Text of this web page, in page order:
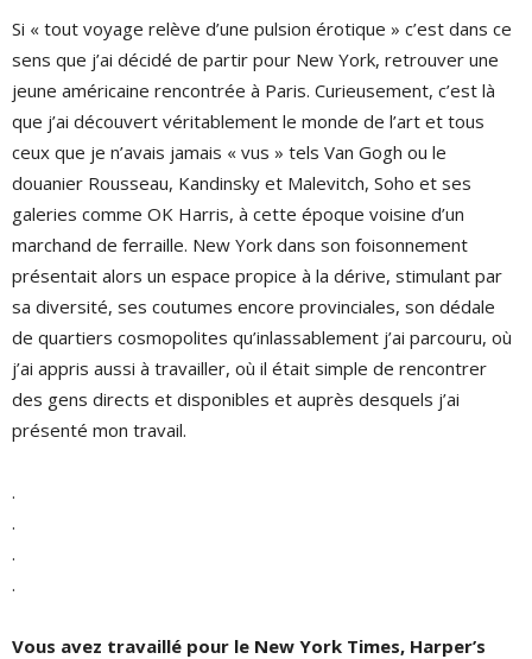
Si « tout voyage relève d’une pulsion érotique » c’est dans ce
sens que j’ai décidé de partir pour New York, retrouver une
jeune américaine rencontrée à Paris. Curieusement, c’est là
que j’ai découvert véritablement le monde de l’art et tous
ceux que je n’avais jamais « vus » tels Van Gogh ou le
douanier Rousseau, Kandinsky et Malevitch, Soho et ses
galeries comme OK Harris, à cette époque voisine d’un
marchand de ferraille. New York dans son foisonnement
présentait alors un espace propice à la dérive, stimulant par
sa diversité, ses coutumes encore provinciales, son dédale
de quartiers cosmopolites qu’inlassablement j’ai parcouru, où
j’ai appris aussi à travailler, où il était simple de rencontrer
des gens directs et disponibles et auprès desquels j’ai
présenté mon travail.
.
.
.
.
Vous avez travaillé pour le New York Times, Harper’s